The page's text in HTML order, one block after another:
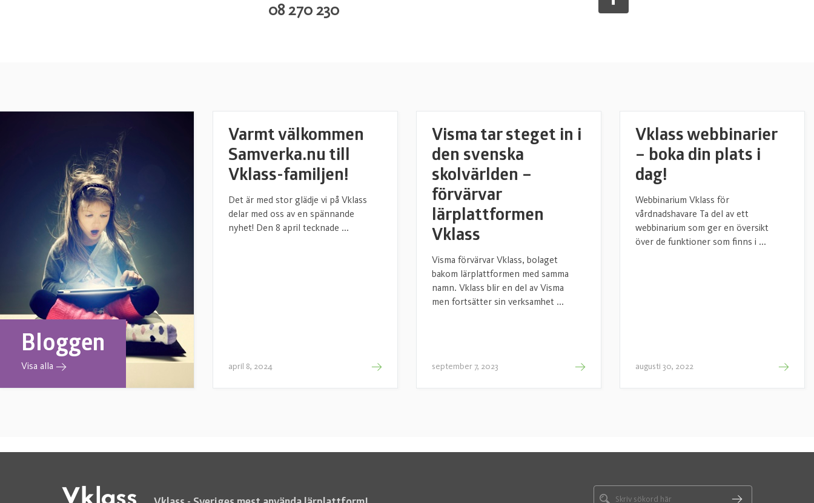
08 270 230
Bloggen
Visa alla
Varmt välkommen
Samverka.nu till
Vklass-familjen!
Det är med stor glädje vi på Vklass
delar med oss av en spännande
nyhet! Den 8 april tecknade ...
april 8, 2024
Visma tar steget in i
den svenska
skolvärlden –
förvärvar
lärplattformen
Vklass
Visma förvärvar Vklass, bolaget
bakom lärplattformen med samma
namn. Vklass blir en del av Visma
men fortsätter sin verksamhet ...
september 7, 2023
Vklass webbinarier
– boka din plats i
dag!
Webbinarium Vklass för
vårdnadshavare Ta del av ett
webbinarium som ger en översikt
över de funktioner som finns i ...
augusti 30, 2022